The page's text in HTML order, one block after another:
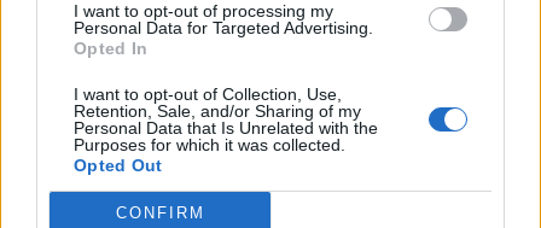
I want to opt-out of processing my
Personal Data for Targeted Advertising.
Opted In
I want to opt-out of Collection, Use,
Retention, Sale, and/or Sharing of my
Personal Data that Is Unrelated with the
Purposes for which it was collected.
Opted Out
CONFIRM
Το μαρτύριο της σταγόνας στην Φορτέτσα: Τρεις μέρες
χωρίς νερό!
Πεζοπορία από τη Μίλατο έως την παραλία των Ανωγείων
17:45
Σκέψεις για απευθείας αεροπορική σύνδεση του